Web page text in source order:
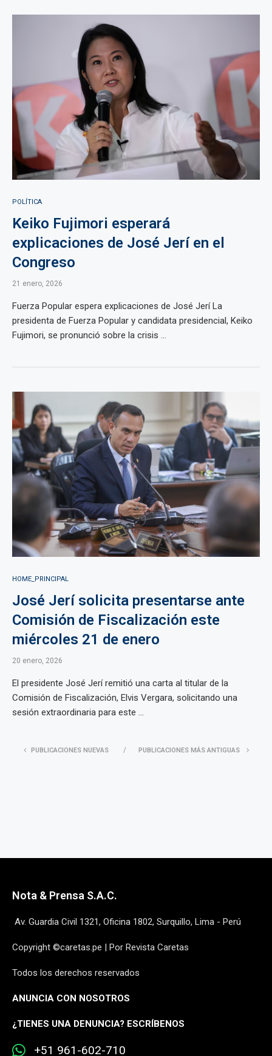
POLÍTICA
Keiko Fujimori esperará
explicaciones de José Jerí en el
Congreso
21 enero, 2026
Fuerza Popular espera explicaciones de José Jerí La
presidenta de Fuerza Popular y candidata presidencial, Keiko
Fujimori, se pronunció sobre la crisis ...
HOME_PRINCIPAL
José Jerí solicita presentarse ante
Comisión de Fiscalización este
miércoles 21 de enero
20 enero, 2026
El presidente José Jerí remitió una carta al titular de la
Comisión de Fiscalización, Elvis Vergara, solicitando una
sesión extraordinaria para este ...
PUBLICACIONES NUEVAS PUBLICACIONES MÁS ANTIGUAS
Nota & Prensa S.A.C.
Av. Guardia Civil 1321, Oficina 1802, Surquillo, Lima - Perú
Copyright ©caretas.pe | Por Revista Caretas
Todos los derechos reservados
ANUNCIA CON NOSOTROS
¿TIENES UNA DENUNCIA? ESCRÍBENOS
+51 961-602-710